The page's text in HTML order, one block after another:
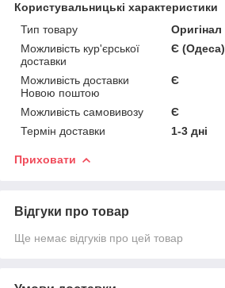
Користувальницькі характеристики
Тип товару
Оригінал
Можливість кур'єрської
доставки
Є (Одеса)
Можливість доставки
Новою поштою
Є
Можливість самовивозу
Є
Термін доставки
1-3 дні
Приховати
Відгуки про товар
Ще немає відгуків про цей товар